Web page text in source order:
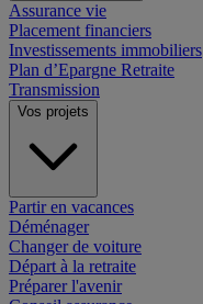
Assurance vie
Placement financiers
Investissements immobiliers
Plan d’Epargne Retraite
Transmission
Vos projets
Partir en vacances
Déménager
Changer de voiture
Départ à la retraite
Préparer l'avenir